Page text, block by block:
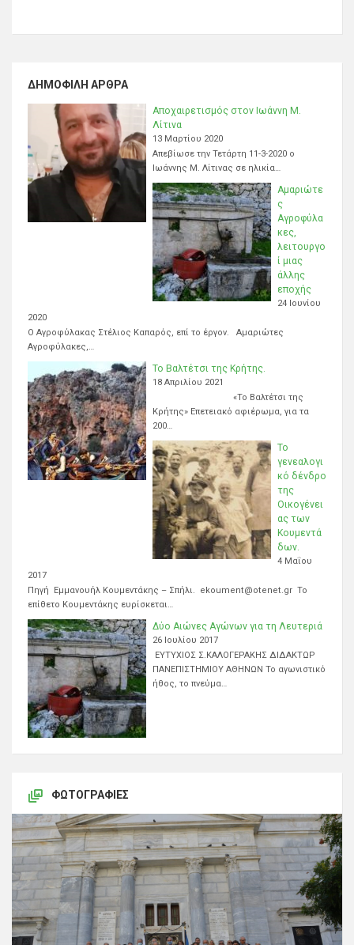
ΔΗΜΟΦΙΛΉ ΆΡΘΡΑ
Αποχαιρετισμός στον Ιωάννη Μ.
Λίτινα
13 Μαρτίου 2020
Απεβίωσε την Τετάρτη 11-3-2020 ο
Ιωάννης Μ. Λίτινας σε ηλικία…
Αμαριώτε
ς
Αγροφύλα
κες,
λειτουργο
ί μιας
άλλης
εποχής
24 Ιουνίου
2020
Ο Αγροφύλακας Στέλιος Καπαρός, επί το έργον. Αμαριώτες
Αγροφύλακες,…
Το Βαλτέτσι της Κρήτης.
18 Απριλίου 2021
«Το Βαλτέτσι της
Κρήτης» Επετειακό αφιέρωμα, για τα
200…
Το
γενεαλογι
κό δένδρο
της
Οικογένει
ας των
Κουμεντά
δων.
4 Μαΐου
2017
Πηγή Εμμανουήλ Κουμεντάκης – Σπήλι. ekoument@otenet.gr Το
επίθετο Κουμεντάκης ευρίσκεται…
Δύο Αιώνες Αγώνων για τη Λευτεριά
26 Ιουλίου 2017
ΕΥΤΥΧΙΟΣ Σ.ΚΑΛΟΓΕΡΑΚΗΣ ΔΙΔΑΚΤΩΡ
ΠΑΝΕΠΙΣΤΗΜΙΟΥ ΑΘΗΝΩΝ Το αγωνιστικό
ήθος, το πνεύμα…
ΦΩΤΟΓΡΑΦΊΕΣ